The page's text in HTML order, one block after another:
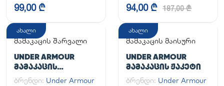
99,00 ₾ 94,00 ₾ 187,00 ₾
ახალი
მამაკაცის შარვალი
UNDER ARMOUR
ᲛᲐᲛᲐᲙᲐᲪᲘᲡ
ᲡᲞᲝᲠᲢᲣᲚᲘ ᲨᲐᲠᲕᲐᲚᲘ
ბრენდი: Under Armour
ახალი
მამაკაცის მაისური
UNDER ARMOUR
ᲛᲐᲛᲐᲙᲐᲪᲘᲡ ᲟᲐᲙᲔᲢᲘ
ბრენდი: Under Armour